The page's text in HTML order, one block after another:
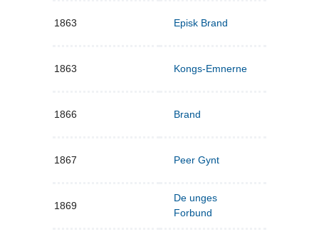
1863 Episk Brand
1863 Kongs-Emnerne
1866 Brand
1867 Peer Gynt
1869
De unges
Forbund